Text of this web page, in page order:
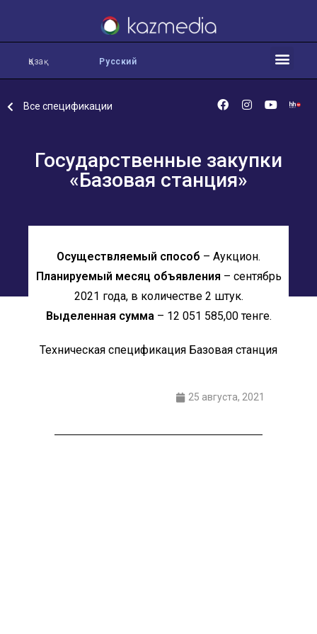
Қазақ Русский
Все спецификации
Государственные закупки
«Базовая станция»
Осуществляемый способ – Аукцион.
Планируемый месяц объявления – сентябрь
2021 года, в количестве 2 штук.
Выделенная сумма– 12 051 585,00 тенге.
Техническая спецификация Базовая станция
25 августа, 2021